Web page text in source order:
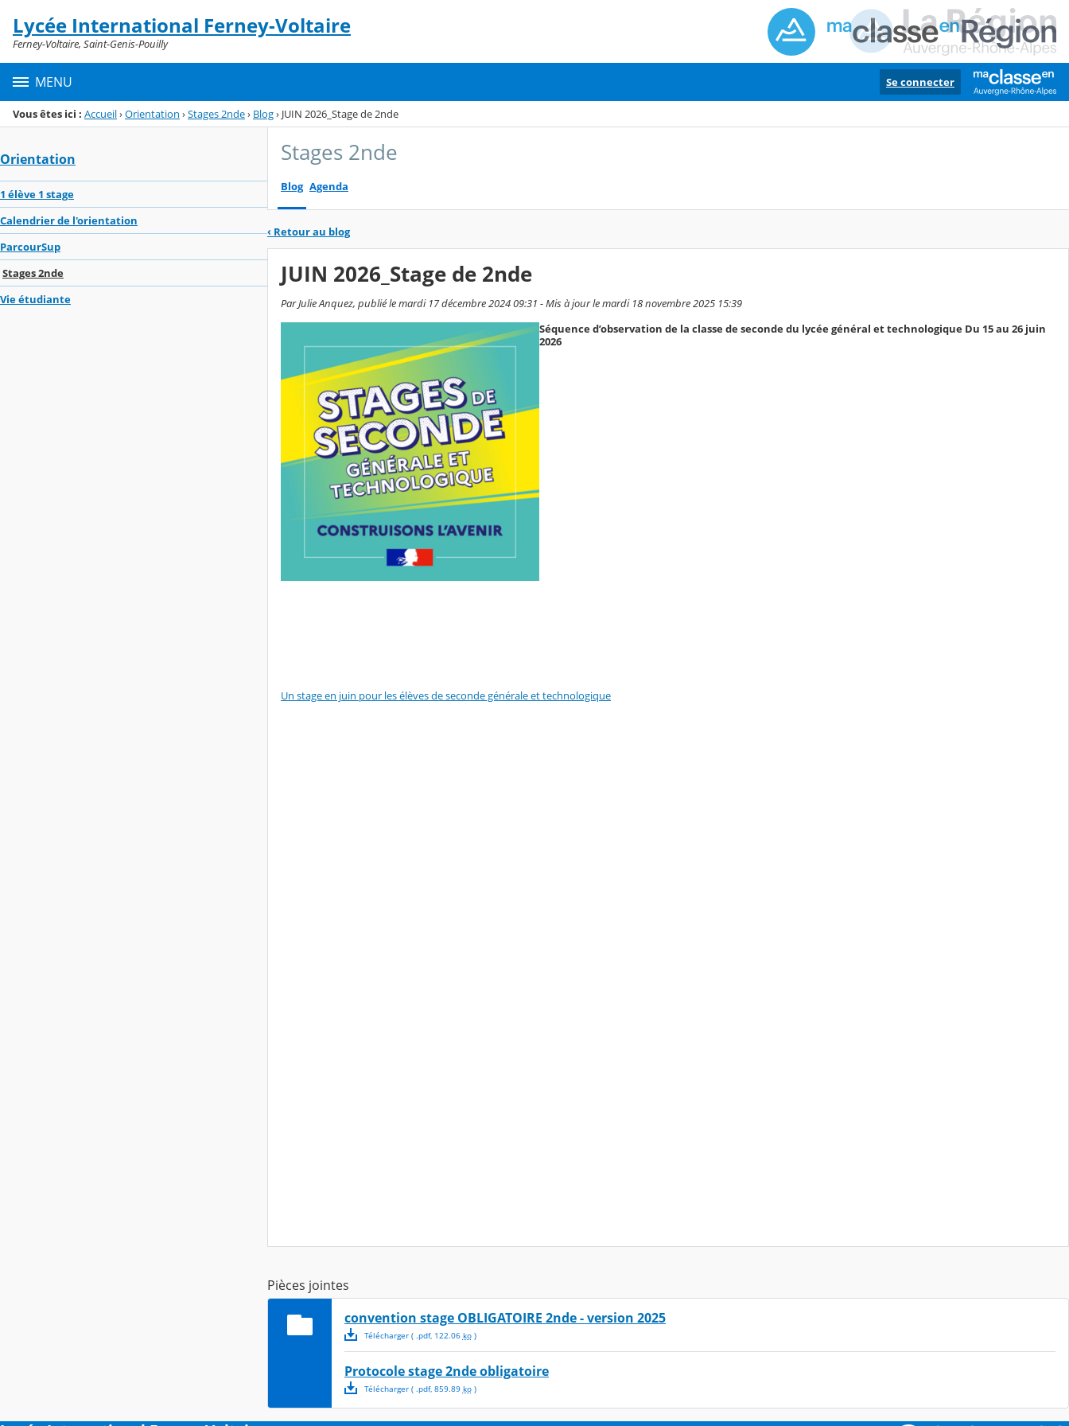
Menu de la rubrique
Contenu
Lycée International Ferney-Voltaire
Ferney-Voltaire, Saint-Genis-Pouilly
MENU Se connecter
Vous êtes ici : Accueil›Orientation ›Stages 2nde› Blog› JUIN 2026_Stage de 2nde
Orientation
1 élève 1 stage
Calendrier de l'orientation
ParcourSup
Stages 2nde
Vie étudiante
Stages 2nde
Blog Agenda
‹ Retour au blog
JUIN 2026_Stage de 2nde
Par Julie Anquez, publié le mardi 17 décembre 2024 09:31 - Mis à jour le mardi 18 novembre 2025 15:39
Séquence d’observation de la classe de seconde du lycée général et technologique Du 15 au 26 juin
2026
Un stage en juin pour les élèves de seconde générale et technologique
Pièces jointes
convention stage OBLIGATOIRE 2nde - version 2025
Télécharger( .pdf, 122.06 ko)
Protocole stage 2nde obligatoire
Télécharger( .pdf, 859.89 ko)